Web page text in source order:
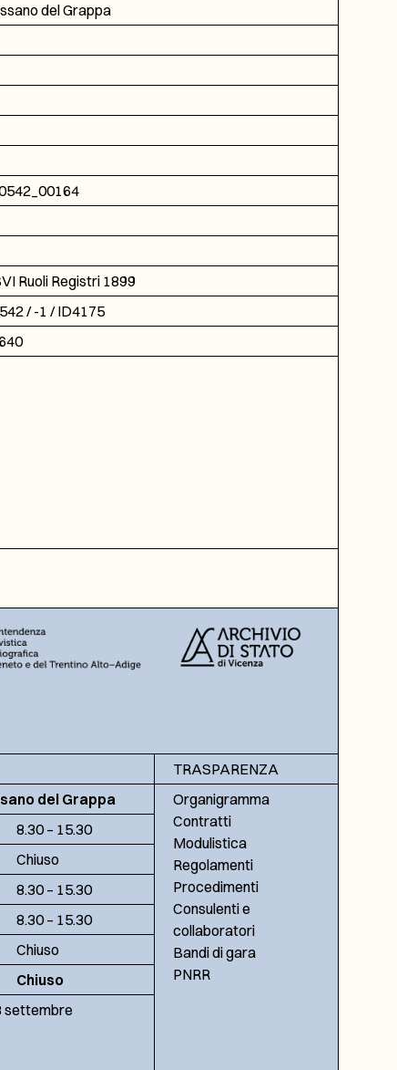
del Grappa
Ruoli Registri 1899
/ -1 / ID4175
del Grappa
8.30 – 15.30
Chiuso
8.30 – 15.30
8.30 – 15.30
Chiuso
Chiuso
settembre
TRASPARENZA
Organigramma
Contratti
Modulistica
Regolamenti
Procedimenti
Consulenti e
collaboratori
Bandi di gara
PNRR